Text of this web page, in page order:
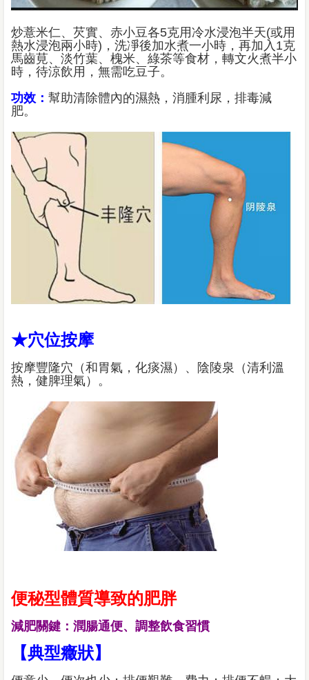
炒薏米仁、芡實、赤小豆各5克用冷水浸泡半天(或用
熱水浸泡兩小時)，洗凈後加水煮一小時，再加入1克
馬齒莧、淡竹葉、槐米、綠茶等食材，轉文火煮半小
時，待涼飲用，無需吃豆子。
功效： 幫助清除體內的濕熱，消腫利尿，排毒減
肥。
★穴位按摩
按摩豐隆穴（和胃氣，化痰濕）、陰陵泉（清利溫
熱，健脾理氣）。
便秘型體質導致的肥胖
減肥關鍵：潤腸通便、調整飲食習慣
【典型癥狀】